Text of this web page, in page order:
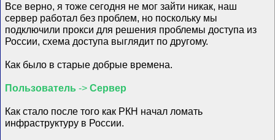
Все верно, я тоже сегодня не мог зайти никак, наш
сервер работал без проблем, но поскольку мы
подключили прокси для решения проблемы доступа из
России, схема доступа выглядит по другому.
Как было в старые добрые времена.
Пользователь ->Сервер
Как стало после того как РКН начал ломать
инфраструктуру в России.